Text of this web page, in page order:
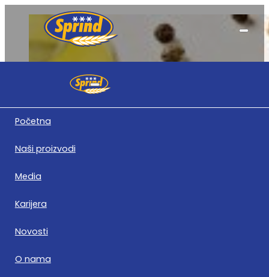
Početna
Naši proizvodi
Media
Karijera
Novosti
O nama
Obavještenja
Preuzmite PDF